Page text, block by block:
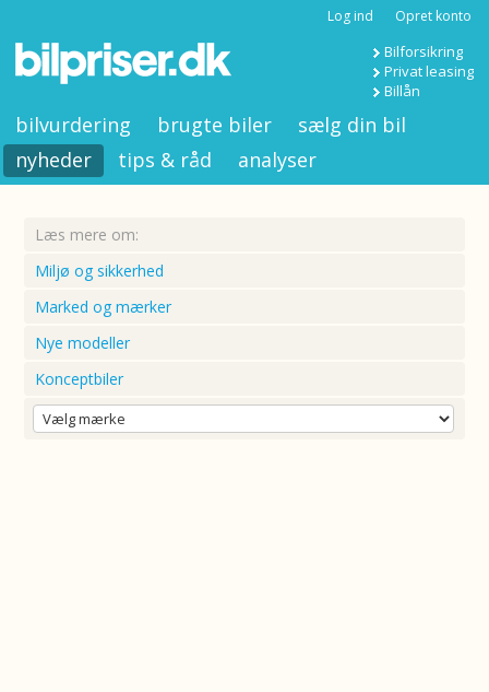
Log ind Opret konto
Bilforsikring
Privat leasing
Billån
bilvurdering brugte biler
sælg din bil
nyheder
tips & råd analyser
Læs mere om:
Miljø og sikkerhed
Marked og mærker
Nye modeller
Konceptbiler